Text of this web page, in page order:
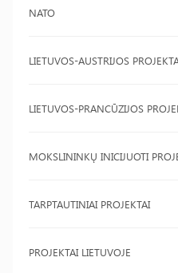
NATO
LIETUVOS-AUSTRIJOS
LIETUVOS-PRANCŪZIJOS
MOKSLININKŲ INICIJUOTI
TARPTAUTINIAI PROJEKTAI
PROJEKTAI LIETUVOJE